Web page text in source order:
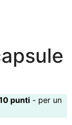
punti - per un